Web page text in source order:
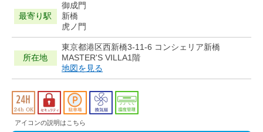
最寄り駅
御成門
新橋
虎ノ門
所在地
東京都港区西新橋3-11-6 コンシェリア新橋
MASTER'S VILLA1階
地図を見る
アイコンの説明はこちら